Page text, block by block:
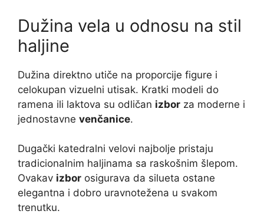
Dužina vela u odnosu na stil
haljine
Dužina direktno utiče na proporcije figure i
celokupan vizuelni utisak. Kratki modeli do
ramena ili laktova su odličan izbor za moderne i
jednostavne venčanice.
Dugački katedralni velovi najbolje pristaju
tradicionalnim haljinama sa raskošnim šlepom.
Ovakav izbor osigurava da silueta ostane
elegantna i dobro uravnotežena u svakom
trenutku.